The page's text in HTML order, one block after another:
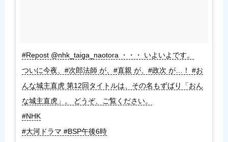
#Repost @nhk_taiga_naotora ・・・ いよいよです。
ついに今夜、#次郎法師 が、#直親 が、#政次 が…！ #お
んな城主直虎 第12回タイトルは、その名もずばり「おん
な城主直虎」。 どうぞ、ご覧ください。
#NHK
#大河ドラマ #BSP午後6時